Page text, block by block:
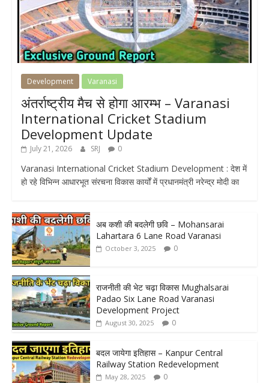
Development Varanasi
अंतर्राष्ट्रीय मैच से होगा आरम्भ – Varanasi
International Cricket Stadium
Development Update
July 21, 2026 SRJ 0
Varanasi International Cricket Stadium Development : देश में
हो रहे विभिन्न आधारभूत संरचना विकास कार्यों में प्रधानमंत्री नरेन्द्र मोदी का
अब कशी की बदलेगी छवि – Mohansarai
Lahartara 6 Lane Road Varanasi
October 3, 2025 0
राजनीती की भेट चढ़ा विकास Mughalsarai
Padao Six Lane Road Varanasi
Development Project
August 30, 2025 0
बदल जायेगा इतिहास – Kanpur Central
Railway Station Redevelopment
May 28, 2025 0